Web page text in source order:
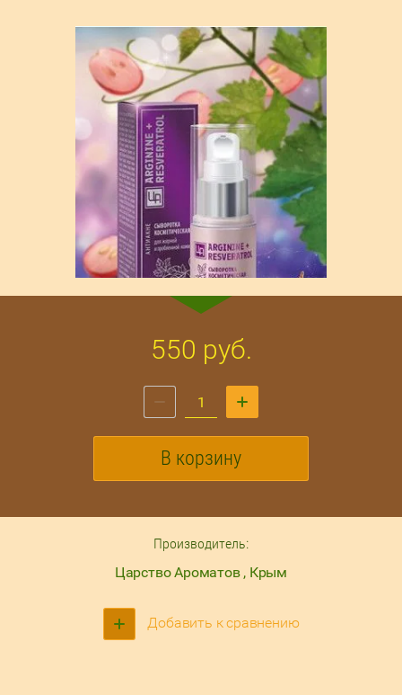
550 руб.
В корзину
Производитель:
Царство Ароматов , Крым
Добавить к сравнению